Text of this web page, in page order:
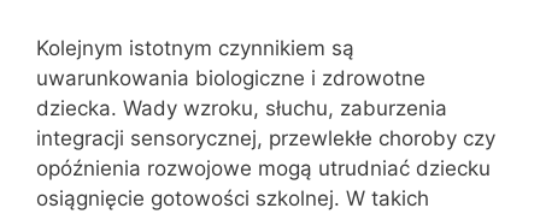
Kolejnym istotnym czynnikiem są
uwarunkowania biologiczne i zdrowotne
dziecka. Wady wzroku, słuchu, zaburzenia
integracji sensorycznej, przewlekłe choroby czy
opóźnienia rozwojowe mogą utrudniać dziecku
osiągnięcie gotowości szkolnej. W takich